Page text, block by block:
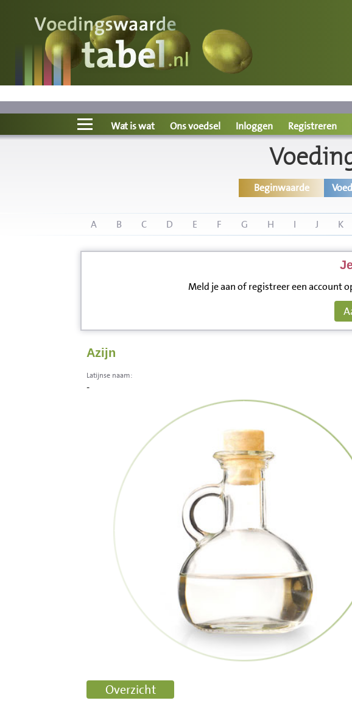
Voedingswaarde
Wat is wat?
Ons voedsel
Wat is wat Ons voedsel Inloggen Registreren
Beginwaarde
A B C D E F G H I J K
Meld je aan of registreer een account
Azijn
Latijnse naam:
-